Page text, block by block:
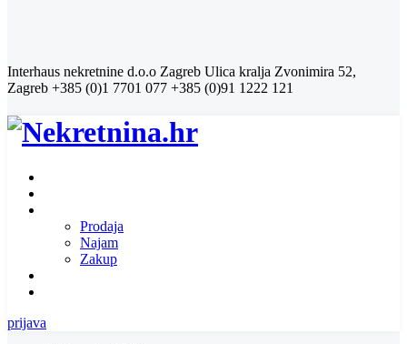
Interhaus nekretnine d.o.o Zagreb Ulica kralja Zvonimira 52,
Zagreb +385 (0)1 7701 077 +385 (0)91 1222 121
Prodaja
Najam
Zakup
prijava